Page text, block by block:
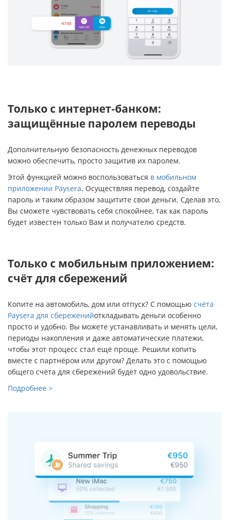
Только с интернет-банком:
защищённые паролем переводы
Дополнительную безопасность денежных переводов
можно обеспечить, просто защитив их паролем.
Этой функцией можно воспользоваться в мобильном
приложении Paysera. Осуществляя перевод, создайте
пароль и таким образом защитите свои деньги. Сделав это,
Вы сможете чувствовать себя спокойнее, так как пароль
будет известен только Вам и получателю средств.
Только с мобильным приложением:
счёт для сбережений
Копите на автомобиль, дом или отпуск? С помощью счёта
Paysera для сбереженийоткладывать деньги особенно
просто и удобно. Вы можете устанавливать и менять цели,
периоды накопления и даже автоматические платежи,
чтобы этот процесс стал ещё проще. Решили копить
вместе с партнёром или другом? Делать это с помощью
общего счёта для сбережений будет одно удовольствие.
Подробнее >